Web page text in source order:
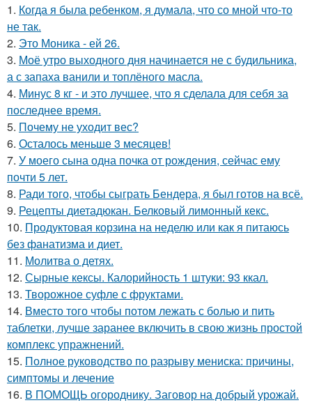
1. Когда я была ребенком, я думала, что со мной что-то
не так.
2. Это Моника - ей 26.
3. Моё утро выходного дня начинается не с будильника,
а с запаха ванили и топлёного масла.
4. Минус 8 кг - и это лучшее, что я сделала для себя за
последнее время.
5. Почему не уходит вес?
6. Осталось меньше 3 месяцев!
7. У моего сына одна почка от рождения, сейчас ему
почти 5 лет.
8. Ради того, чтобы сыграть Бендера, я был готов на всё.
9. Рецепты диетадюкан. Белковый лимонный кекс.
10. Продуктовая корзина на неделю или как я питаюсь
без фанатизма и диет.
11. Молитва о детях.
12. Сырные кексы. Калорийность 1 штуки: 93 ккал.
13. Творожное суфле с фруктами.
14. Вместо того чтобы потом лежать с болью и пить
таблетки, лучше заранее включить в свою жизнь простой
комплекс упражнений.
15. Полное руководство по разрыву мениска: причины,
симптомы и лечение
16. В ПОМОЩЬ огороднику. Заговор на добрый урожай.